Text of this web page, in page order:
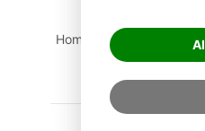
Home Suche Login